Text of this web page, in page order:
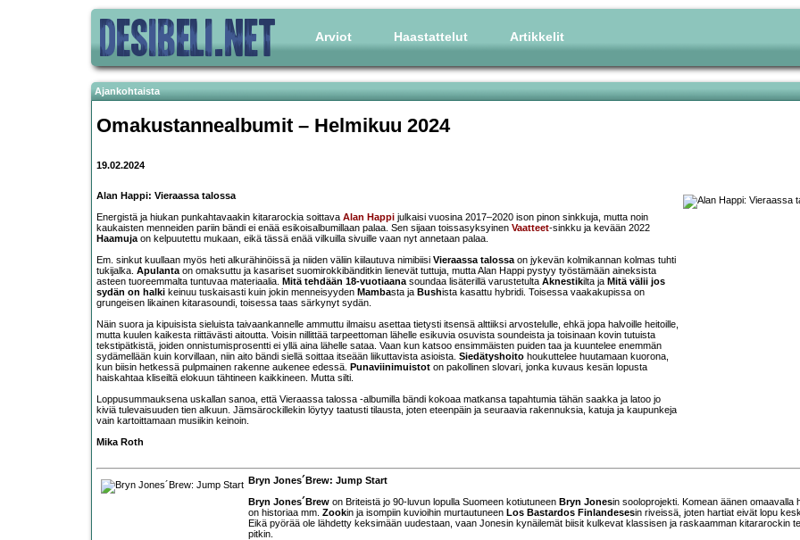
Arviot Haastattelut Artikkelit
Ajankohtaista
Omakustannealbumit – Helmikuu 2024
19.02.2024
Alan Happi: Vieraassa talossa
Energistä ja hiukan punkahtavaakin kitararockia soittava Alan Happi julkaisi vuosina 2017–2020 ison pinon sinkkuja, mutta noin
kaukaisten menneiden pariin bändi ei enää esikoisalbumillaan palaa. Sen sijaan toissasyksyinen Vaatteet-sinkku ja kevään 2022
Haamujaon kelpuutettu mukaan, eikä tässä enää vilkuilla sivuille vaan nyt annetaan palaa.
Em. sinkut kuullaan myös heti alkurähinöissä ja niiden väliin kiilautuva nimibiisi Vieraassa talossaon jykevän kolmikannan kolmas tuhti
tukijalka. Apulantaon omaksuttu ja kasariset suomirokkibänditkin lienevät tuttuja, mutta Alan Happi pystyy työstämään aineksista
asteen tuoreemmalta tuntuvaa materiaalia. Mitä tehdään 18-vuotiaanasoundaa lisäterillä varustetulta Aknestikilta ja Mitä välii jos
sydän on halki keinuu tuskaisasti kuin jokin menneisyyden Mambasta ja Bushista kasattu hybridi. Toisessa vaakakupissa on
grungeisen likainen kitarasoundi, toisessa taas särkynyt sydän.
Näin suora ja kipuisista sieluista taivaankannelle ammuttu ilmaisu asettaa tietysti itsensä alttiiksi arvostelulle, ehkä jopa halvoille heitoille,
mutta kuulen kaikesta riittävästi aitoutta. Voisin nillittää tarpeettoman lähelle esikuvia osuvista soundeista ja toisinaan kovin tutuista
tekstipätkistä, joiden onnistumisprosentti ei yllä aina lähelle sataa. Vaan kun katsoo ensimmäisten puiden taa ja kuuntelee enemmän
sydämellään kuin korvillaan, niin aito bändi siellä soittaa itseään liikuttavista asioista. Siedätyshoito houkuttelee huutamaan kuorona,
kun biisin hetkessä pulpmainen rakenne aukenee edessä. Punaviinimuistot on pakollinen slovari, jonka kuvaus kesän lopusta
haiskahtaa kliseiltä elokuun tähtineen kaikkineen. Mutta silti.
Loppusummauksena uskallan sanoa, että Vieraassa talossa -albumilla bändi kokoaa matkansa tapahtumia tähän saakka ja latoo jo
kiviä tulevaisuuden tien alkuun. Jämsärockillekin löytyy taatusti tilausta, joten eteenpäin ja seuraavia rakennuksia, katuja ja kaupunkeja
vain kartoittamaan musiikin keinoin.
Mika Roth
Bryn Jones´Brew: Jump Start
Bryn Jones´Brew on Briteistä jo 90-luvun lopulla Suomeen kotiutuneen Bryn Jonesin sooloprojekti. Komean äänen omaavalla
on historiaa mm. Zookin ja isompiin kuvioihin murtautuneen Los Bastardos Finlandesesin riveissä, joten hartiat eivät lopu
Eikä pyörää ole lähdetty keksimään uudestaan, vaan Jonesin kynäilemät biisit kulkevat klassisen ja raskaamman kitararockin
pitkin.